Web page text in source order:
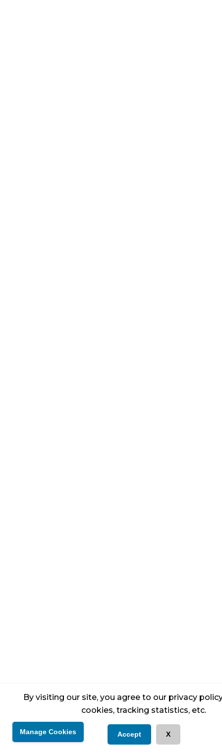
By visiting our site, you agree to our privacy
cookies, tracking statistics, etc.
Accept X
Manage Cookies